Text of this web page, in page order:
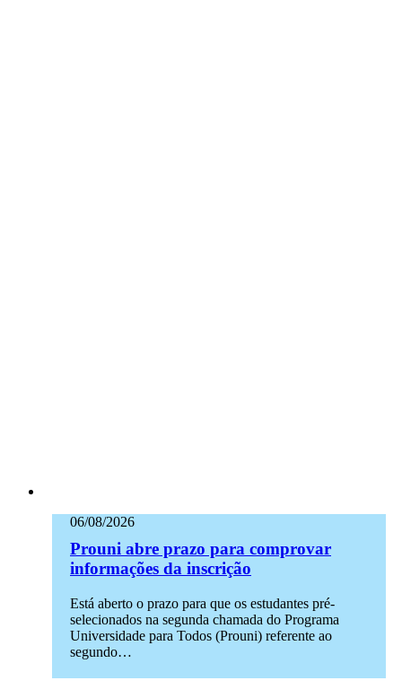
06/08/2026
Prouni abre prazo para comprovar
informações da inscrição
Está aberto o prazo para que os estudantes pré-
selecionados na segunda chamada do Programa
Universidade para Todos (Prouni) referente ao
segundo…